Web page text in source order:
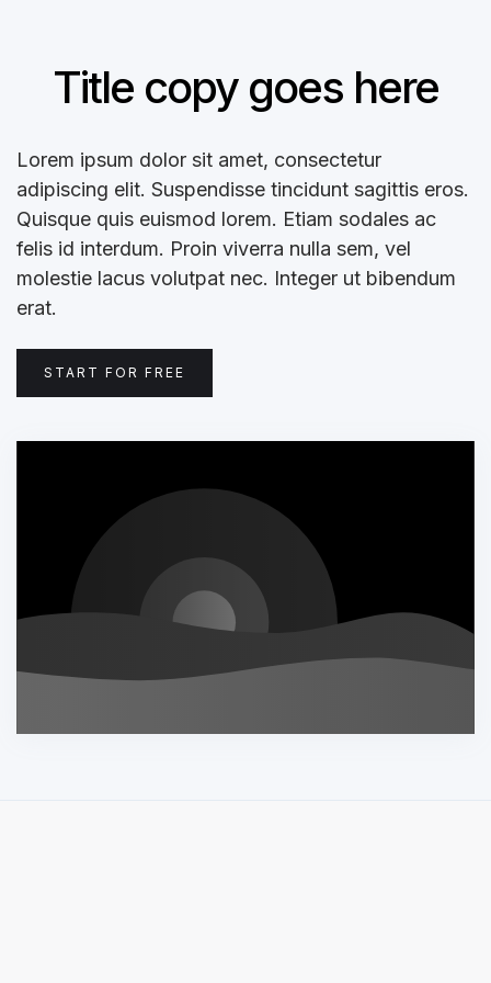
Title copy goes here
Lorem ipsum dolor sit amet, consectetur
adipiscing elit. Suspendisse tincidunt sagittis eros.
Quisque quis euismod lorem. Etiam sodales ac
felis id interdum. Proin viverra nulla sem, vel
molestie lacus volutpat nec. Integer ut bibendum
erat.
START FOR FREE